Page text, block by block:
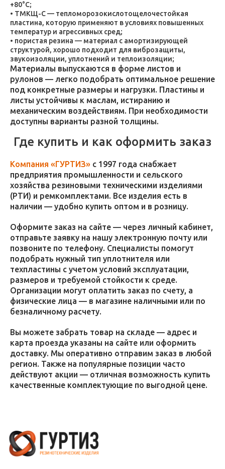
+80°C;
ТМКЩ-С — тепломорозокислотощелочестойкая
пластина, которую применяют в условиях повышенных
температур и агрессивных сред;
пористая резина — материал с амортизирующей
структурой, хорошо подходит для виброзащиты,
звукоизоляции, уплотнений и теплоизоляции;
Материалы выпускаются в форме листов и
рулонов — легко подобрать оптимальное решение
под конкретные размеры и нагрузки. Пластины и
листы устойчивы к маслам, истиранию и
механическим воздействиям. При необходимости
доступны варианты разной толщины.
Где купить и как оформить заказ
Компания «ГУРТИЗ» с 1997 года снабжает
предприятия промышленности и сельского
хозяйства резиновыми техническими изделиями
(РТИ) и ремкомплектами. Все изделия есть в
наличии — удобно купить оптом и в розницу.
Оформите заказ на сайте — через личный кабинет,
отправьте заявку на нашу электронную почту или
позвоните по телефону. Специалисты помогут
подобрать нужный тип уплотнителя или
техпластины с учетом условий эксплуатации,
размеров и требуемой стойкости к среде.
Организации могут оплатить заказ по счету, а
физические лица — в магазине наличными или по
безналичному расчету.
Вы можете забрать товар на складе — адрес и
карта проезда указаны на сайте или оформить
доставку. Мы оперативно отправим заказ в любой
регион. Также на популярные позиции часто
действуют акции — отличная возможность купить
качественные комплектующие по выгодной цене.